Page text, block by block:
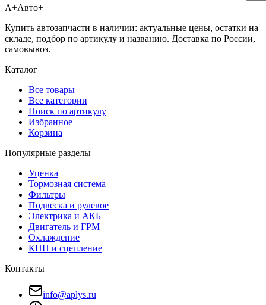
А+Авто+
Купить автозапчасти в наличии: актуальные цены, остатки на
складе, подбор по артикулу и названию. Доставка по России,
самовывоз.
Каталог
Все товары
Все категории
Поиск по артикулу
Избранное
Корзина
Популярные разделы
Уценка
Тормозная система
Фильтры
Подвеска и рулевое
Электрика и АКБ
Двигатель и ГРМ
Охлаждение
КПП и сцепление
Контакты
info@aplys.ru